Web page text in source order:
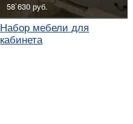
58`630 руб.
Набор мебели для
кабинета